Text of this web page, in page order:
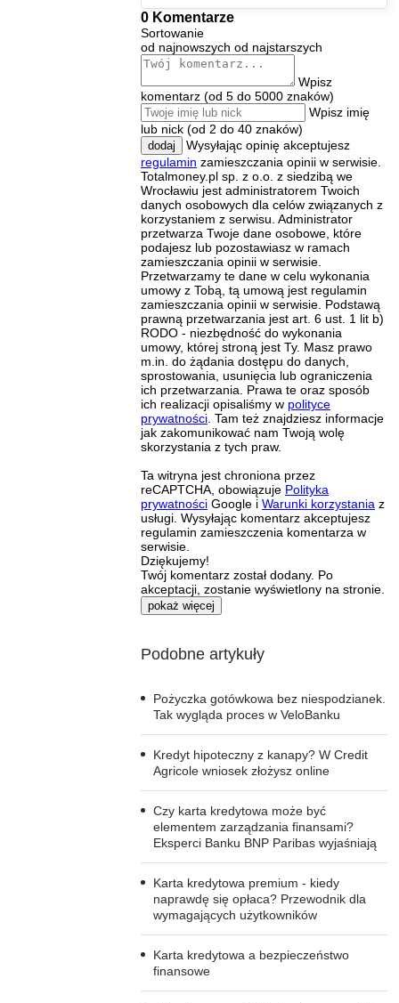
0 Komentarze
Sortowanie
od najnowszych od najstarszych
Wpisz
komentarz (od 5 do 5000 znaków)
Wpisz imię
lub nick (od 2 do 40 znaków)
dodaj
Wysyłając opinię akceptujesz
regulamin zamieszczania opinii w serwisie.
Totalmoney.pl sp. z o.o. z siedzibą we
Wrocławiu jest administratorem Twoich
danych osobowych dla celów związanych z
korzystaniem z serwisu. Administrator
przetwarza Twoje dane osobowe, które
podajesz lub pozostawiasz w ramach
zamieszczania opinii w serwisie.
Przetwarzamy te dane w celu wykonania
umowy z Tobą, tą umową jest regulamin
zamieszczania opinii w serwisie. Podstawą
prawną przetwarzania jest art. 6 ust. 1 lit b)
RODO - niezbędność do wykonania
umowy, której stroną jest Ty. Masz prawo
m.in. do żądania dostępu do danych,
sprostowania, usunięcia lub ograniczenia
ich przetwarzania. Prawa te oraz sposób
ich realizacji opisaliśmy w polityce
prywatności . Tam też znajdziesz informacje
jak zakomunikować nam Twoją wolę
skorzystania z tych praw.
Ta witryna jest chroniona przez
reCAPTCHA, obowiązuje Polityka
prywatności Google i Warunki korzystania z
usługi. Wysyłając komentarz akceptujesz
regulamin zamieszczenia komentarza w
serwisie.
Dziękujemy!
Twój komentarz został dodany. Po
akceptacji, zostanie wyświetlony na stronie.
pokaż więcej
Podobne artykuły
Pożyczka gotówkowa bez niespodzianek.
Tak wygląda proces w VeloBanku
Kredyt hipoteczny z kanapy? W Credit
Agricole wniosek złożysz online
Czy karta kredytowa może być
elementem zarządzania finansami?
Eksperci Banku BNP Paribas wyjaśniają
Karta kredytowa premium - kiedy
naprawdę się opłaca? Przewodnik dla
wymagających użytkowników
Karta kredytowa a bezpieczeństwo
finansowe